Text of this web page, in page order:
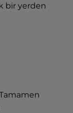
bir yerden